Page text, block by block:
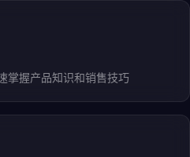
掌握产品知识和销售技巧